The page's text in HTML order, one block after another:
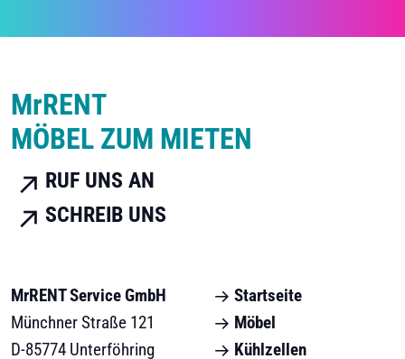
MrRENT
MÖBEL ZUM MIETEN
RUF UNS AN
SCHREIB UNS
MrRENT Service GmbH
Münchner Straße 121
D-85774 Unterföhring
Startseite
Möbel
Kühlzellen